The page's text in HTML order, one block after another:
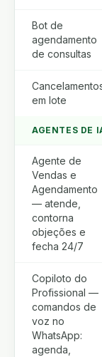
Bot de
agendamento
de consultas
em lote
AGENTES DE
Agente de
Vendas e
Agendamento
— atende,
contorna
objeções e
fecha 24/7
Copiloto do
Profissional —
comandos de
voz no
WhatsApp:
agenda,